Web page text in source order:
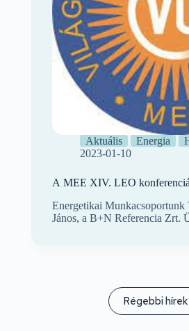
Aktuális Energia
2023-01-10
A MEE XIV. LEO
Energetikai Munkacsoportunk
János, a B+N Referencia Zrt.
Régebbi hírek